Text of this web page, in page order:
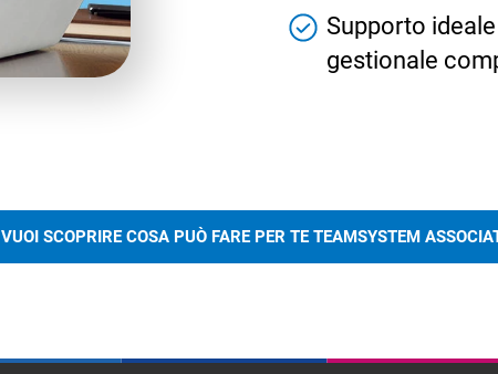
Supporto
gestionale
VUOI SCOPRIRE COSA PUÒ FARE PER TE TEAMSYSTEM